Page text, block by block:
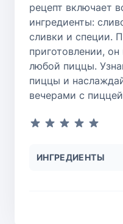
рецепт включает
ингредиенты:
сливки и специи.
приготовлении,
любой пиццы.
пиццы и
вечерами с
ИНГРЕДИЕНТЫ